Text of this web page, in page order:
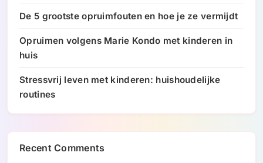
De 5 grootste opruimfouten en hoe je ze vermijdt
Opruimen volgens Marie Kondo met kinderen in
huis
Stressvrij leven met kinderen: huishoudelijke
routines
Recent Comments